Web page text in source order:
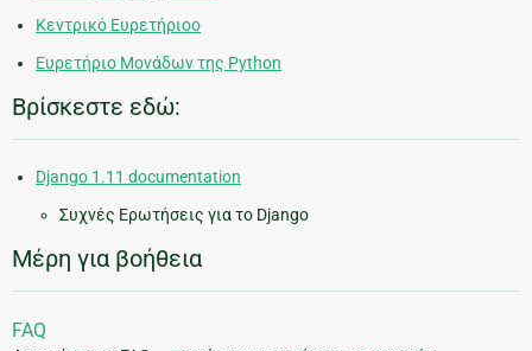
Κεντρικό Ευρετήριοο
Ευρετήριο Μονάδων της Python
Βρίσκεστε εδώ:
Django 1.11 documentation
Συχνές Ερωτήσεις για το Django
Μέρη για βοήθεια
FAQ